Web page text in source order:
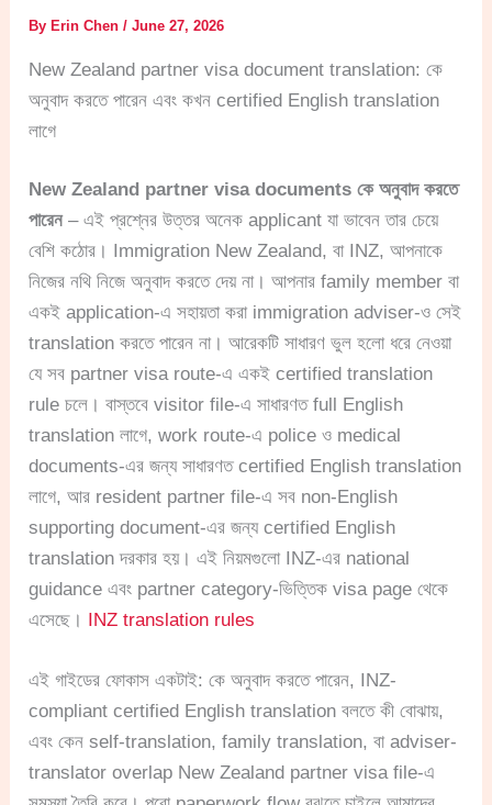
ByErin Chen/June 27, 2026
New Zealand partner visa document translation: কে
অনুবাদ করতে পারেন এবং কখন certified English translation
লাগে
New Zealand partner visa documents কে অনুবাদ করতে
পারেন– এই প্রশ্নের উত্তর অনেক applicant যা ভাবেন তার চেয়ে
বেশি কঠোর। Immigration New Zealand, বা INZ, আপনাকে
নিজের নথি নিজে অনুবাদ করতে দেয় না। আপনার family member বা
একই application-এ সহায়তা করা immigration adviser-ও সেই
translation করতে পারেন না। আরেকটি সাধারণ ভুল হলো ধরে নেওয়া
যে সব partner visa route-এ একই certified translation
rule চলে। বাস্তবে visitor file-এ সাধারণত full English
translation লাগে, work route-এ police ও medical
documents-এর জন্য সাধারণত certified English translation
লাগে, আর resident partner file-এ সব non-English
supporting document-এর জন্য certified English
translation দরকার হয়। এই নিয়মগুলো INZ-এর national
guidance এবং partner category-ভিত্তিক visa page থেকে
এসেছে। INZ translation rules
এই গাইডের ফোকাস একটাই: কে অনুবাদ করতে পারেন, INZ-
compliant certified English translation বলতে কী বোঝায়,
এবং কেন self-translation, family translation, বা adviser-
translator overlap New Zealand partner visa file-এ